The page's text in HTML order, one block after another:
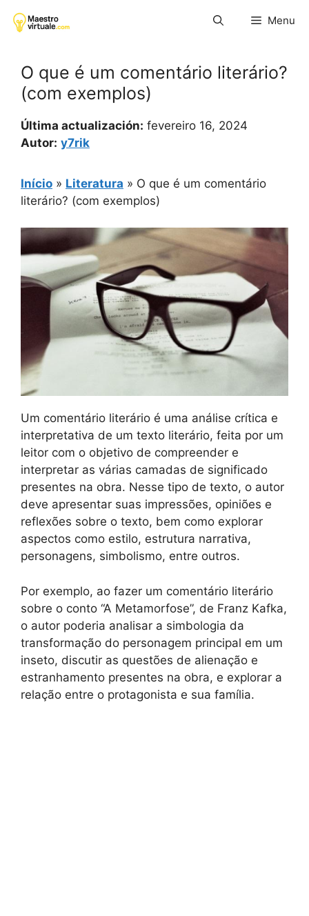
para
Menu
O que é um comentário literário?
(com exemplos)
Última actualización: fevereiro 16, 2024
Autor: y7rik
Início » Literatura » O que é um comentário
literário? (com exemplos)
Um comentário literário é uma análise crítica e
interpretativa de um texto literário, feita por um
leitor com o objetivo de compreender e
interpretar as várias camadas de significado
presentes na obra. Nesse tipo de texto, o autor
deve apresentar suas impressões, opiniões e
reflexões sobre o texto, bem como explorar
aspectos como estilo, estrutura narrativa,
personagens, simbolismo, entre outros.
Por exemplo, ao fazer um comentário literário
sobre o conto “A Metamorfose”, de Franz Kafka,
o autor poderia analisar a simbologia da
transformação do personagem principal em um
inseto, discutir as questões de alienação e
estranhamento presentes na obra, e explorar a
relação entre o protagonista e sua família.